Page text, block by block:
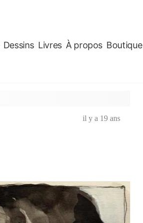
Dessins Livres À propos Boutique
il y a 19 ans